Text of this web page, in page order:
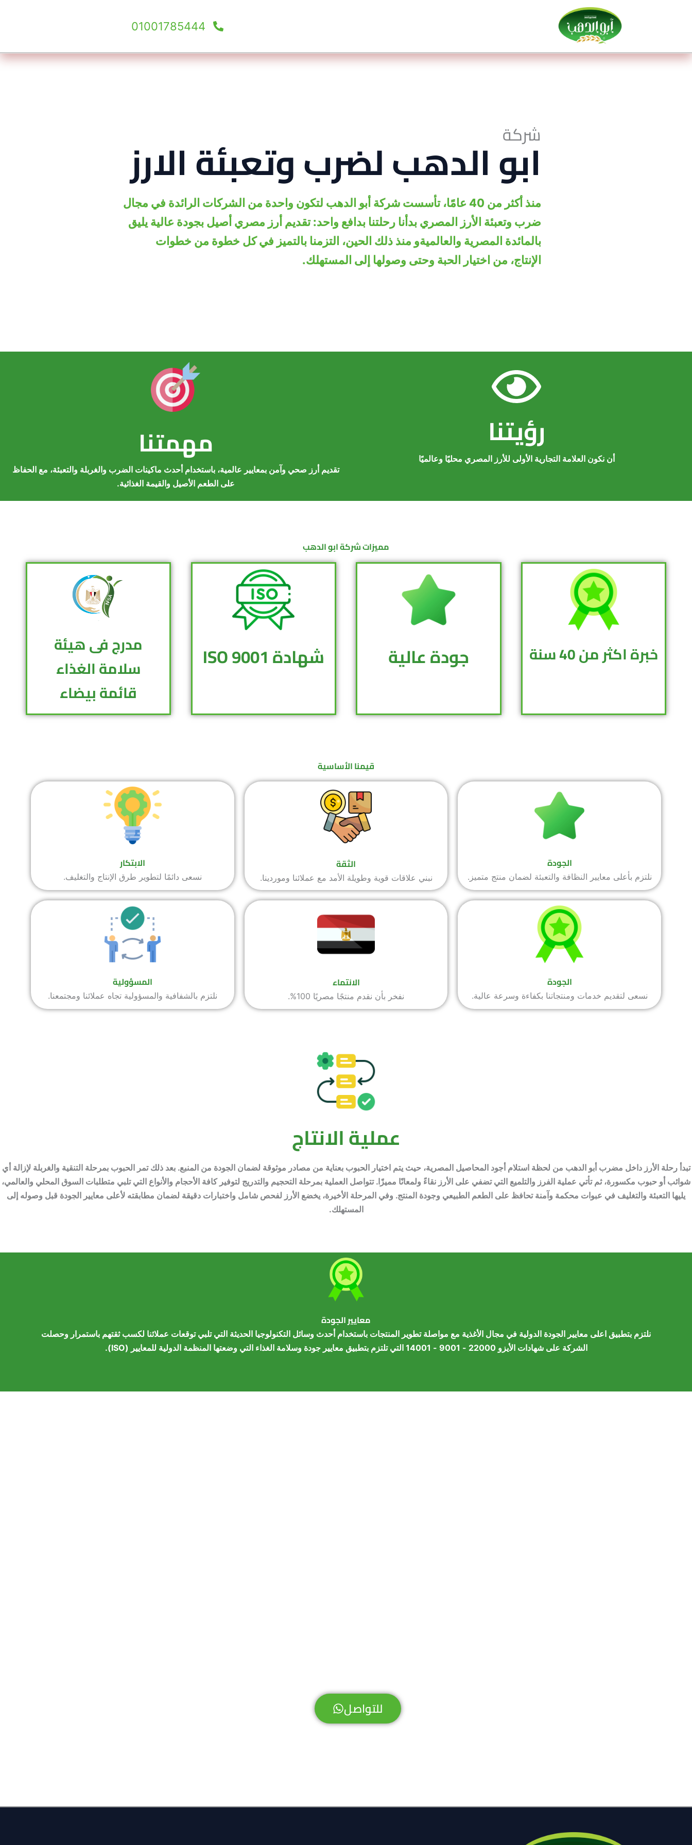
01001785444
شركة
ابو الدهب لضرب وتعبئة الارز
منذ أكثر من 40 عامًا، تأسست شركة أبو الدهب لتكون واحدة من الشركات الرائدة في مجال
ضرب وتعبئة الأرز المصري بدأنا رحلتنا بدافع واحد: تقديم أرز مصري أصيل بجودة عالية يليق
بالمائدة المصرية والعالميةو منذ ذلك الحين، التزمنا بالتميز في كل خطوة من خطوات
الإنتاج، من اختيار الحبة وحتى وصولها إلى المستهلك.
رؤيتنا
أن نكون العلامة التجارية الأولى للأرز المصري محليًا وعالميًا مهمتنا
تقديم أرز صحي وآمن بمعايير عالمية، باستخدام أحدث ماكينات الضرب والغربلة والتعبئة، مع الحفاظ
على الطعم الأصيل والقيمة الغذائية.
مميزات شركة ابو الدهب
خبرة اكثر من 40 سنة جودة عالية شهادة ISO 9001
مدرج فى هيئة
سلامة الغذاء
قائمة بيضاء
قيمنا الأساسية
الجودة
نلتزم بأعلى معايير النظافة والتعبئة لضمان منتج متميز.
الثقة
نبني علاقات قوية وطويلة الأمد مع عملائنا وموردينا.
الابتكار
نسعى دائمًا لتطوير طرق الإنتاج والتغليف.
الجودة
نسعى لتقديم خدمات ومنتجاتنا بكفاءة وسرعة عالية.
الانتماء
نفخر بأن نقدم منتجًا مصريًا 100%.
المسؤولية
نلتزم بالشفافية والمسؤولية تجاه عملائنا ومجتمعنا.
عملية الانتاج
تبدأ رحلة الأرز داخل مضرب أبو الدهب من لحظة استلام أجود المحاصيل المصرية، حيث يتم اختيار الحبوب بعناية من مصادر موثوقة لضمان الجودة من المنبع. بعد ذلك تمر الحبوب بمرحلة التنقية والغربلة لإزالة أي
شوائب أو حبوب مكسورة، ثم تأتي عملية الفرز والتلميع التي تضفي على الأرز نقاءً ولمعانًا مميزًا. تتواصل العملية بمرحلة التحجيم والتدريج لتوفير كافة الأحجام والأنواع التي تلبي متطلبات السوق المحلي والعالمي،
يليها التعبئة والتغليف في عبوات محكمة وآمنة تحافظ على الطعم الطبيعي وجودة المنتج. وفي المرحلة الأخيرة، يخضع الأرز لفحص شامل واختبارات دقيقة لضمان مطابقته لأعلى معايير الجودة قبل وصوله إلى
المستهلك.
معايير الجودة
نلتزم بتطبيق اعلى معايير الجودة الدولية في مجال الأغذية مع مواصلة تطوير المنتجات باستخدام أحدث وسائل التكنولوجيا الحديثة التي تلبي توقعات عملائنا لكسب ثقتهم باستمرار وحصلت
الشركة على شهادات الأيزو 22000 - 9001 - 14001 التي تلتزم بتطبيق معايير جودة وسلامة الغذاء التي وضعتها المنظمة الدولية للمعايير (ISO).
للتواصل